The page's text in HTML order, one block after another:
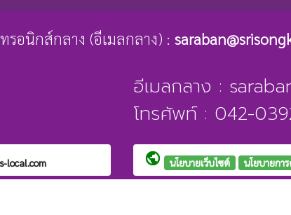
อนิกส์กลาง (อีเมลกลาง) :
อีเมลกลาง :
โทรศัพท์ : 042-
local.com public นโยบายเว็บไซต์ นโยบายกา